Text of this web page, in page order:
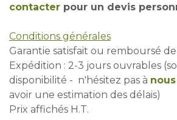
contacter pour un devis
Conditions générales
Garantie satisfait ou remboursé
Expédition : 2-3 jours ouvrables
disponibilité - n'hésitez pas à
avoir une estimation des délais)
Prix affichés H.T.